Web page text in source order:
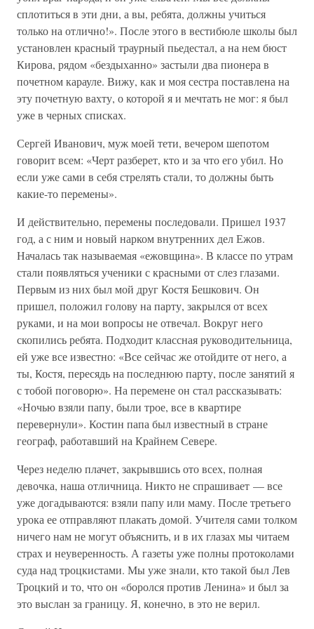
сплотиться в эти дни, а вы, ребята, должны учиться
только на отлично!». После этого в вестибюле школы был
установлен красный траурный пьедестал, а на нем бюст
Кирова, рядом «бездыханно» застыли два пионера в
почетном карауле. Вижу, как и моя сестра поставлена на
эту почетную вахту, о которой я и мечтать не мог: я был
уже в черных списках.
Сергей Иванович, муж моей тети, вечером шепотом
говорит всем: «Черт разберет, кто и за что его убил. Но
если уже сами в себя стрелять стали, то должны быть
какие-то перемены».
И действительно, перемены последовали. Пришел 1937
год, а с ним и новый нарком внутренних дел Ежов.
Началась так называемая «ежовщина». В классе по утрам
стали появляться ученики с красными от слез глазами.
Первым из них был мой друг Костя Бешкович. Он
пришел, положил голову на парту, закрылся от всех
руками, и на мои вопросы не отвечал. Вокруг него
скопились ребята. Подходит классная руководительница,
ей уже все известно: «Все сейчас же отойдите от него, а
ты, Костя, пересядь на последнюю парту, после занятий я
с тобой поговорю». На перемене он стал рассказывать:
«Ночью взяли папу, были трое, все в квартире
перевернули». Костин папа был известный в стране
географ, работавший на Крайнем Севере.
Через неделю плачет, закрывшись ото всех, полная
девочка, наша отличница. Никто не спрашивает — все
уже догадываются: взяли папу или маму. После третьего
урока ее отправляют плакать домой. Учителя сами толком
ничего нам не могут объяснить, и в их глазах мы читаем
страх и неуверенность. А газеты уже полны протоколами
суда над троцкистами. Мы уже знали, кто такой был Лев
Троцкий и то, что он «боролся против Ленина» и был за
это выслан за границу. Я, конечно, в это не верил.